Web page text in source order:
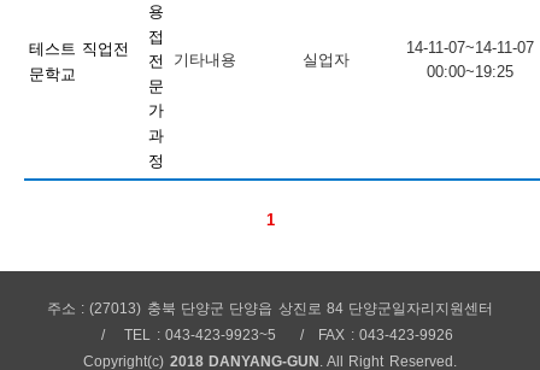
테스트 직업전
문학교
용
접
전
문
가
과
정
기타내용 실업자
14-11-07~14-11-07
00:00~19:25
1
련
주소 : (27013) 충북 단양군 단양읍 상진로 84 단양군일자리지원센터
TEL : 043-423-9923~5
FAX : 043-423-9926
Copyright(c) 2018 DANYANG-GUN . All Right Reserved.